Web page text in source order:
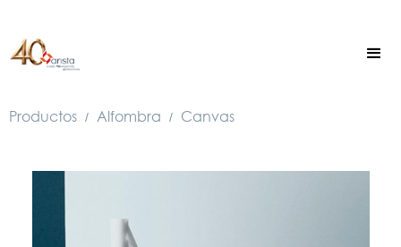
Productos / Alfombra / Canvas